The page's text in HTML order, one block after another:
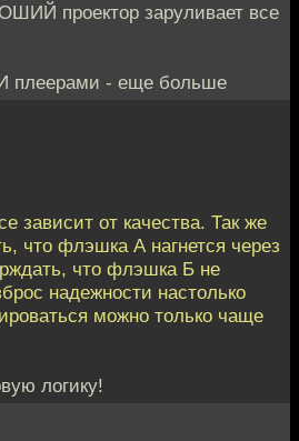
проектор заруливает все
- еще больше
зависит от качества. Так же
что флэшка А нагнется через
что флэшка Б не
надежности настолько
можно только чаще
логику!